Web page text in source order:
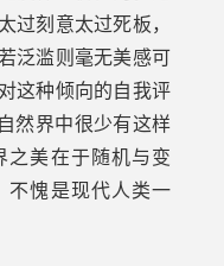
过刻意太过死板，
泛滥则毫无美感可
这种倾向的自我评
然界中很少有这样
之美在于随机与变
不愧是现代人类一